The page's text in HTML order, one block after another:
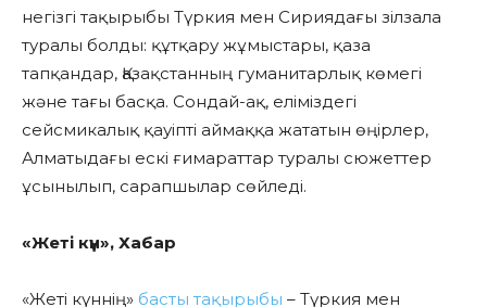
негізгі тақырыбы Түркия мен Сириядағы зілзала
туралы болды: құтқару жұмыстары, қаза
тапқандар, Қазақстанның гуманитарлық көмегі
және тағы басқа. Сондай-ақ, еліміздегі
сейсмикалық қауіпті аймаққа жататын өңірлер,
Алматыдағы ескі ғимараттар туралы сюжеттер
ұсынылып, сарапшылар сөйледі.
«Жеті күн», Хабар
«Жеті күннің» басты тақырыбы – Түркия мен